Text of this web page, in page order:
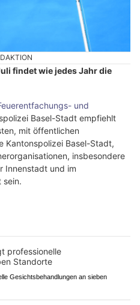
findet wie jedes Jahr die
und
Basel-Stadt empfiehlt
mit öffentlichen
Kantonspolizei Basel-Stadt,
insbesondere
Innenstadt und im
sein.
Gesichtsbehandlungen an sieben